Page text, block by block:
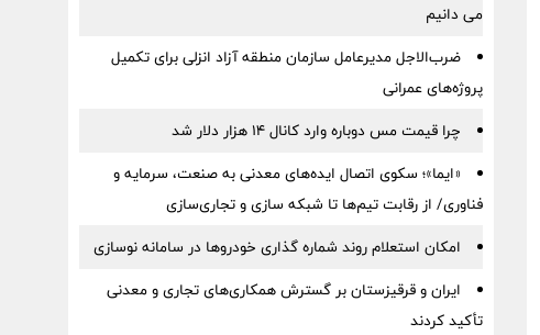
می دانیم
ضرب‌الاجل مدیرعامل سازمان منطقه آزاد انزلی برای تكمیل
پروژه‌های عمرانی
چرا قیمت مس دوباره وارد کانال ۱۴ هزار دلار شد
«ایما»؛ سکوی اتصال ایده‌های معدنی به صنعت، سرمایه و
فناوری/ از رقابت تیم‌ها تا شبکه سازی و تجاری‌سازی
امکان استعلام روند شماره گذاری خودروها در سامانه نوسازی
ایران و قرقیزستان بر گسترش همکاری‌های تجاری و معدنی
تأکید کردند